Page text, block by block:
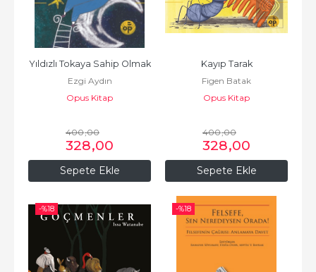
Sepete Ekle
Yıldızlı Tokaya Sahip Olmak
Ezgi Aydın
Opus Kitap
400,00
328,00
Sepete Ekle
Kayıp Tarak
Figen Batak
Opus Kitap
400,00
328,00
-%18 -%18